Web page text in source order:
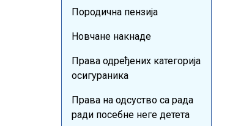
Породична пензија
Новчане накнаде
Права одређених категорија
осигураника
Права на одсуство са рада
ради посебне неге детета